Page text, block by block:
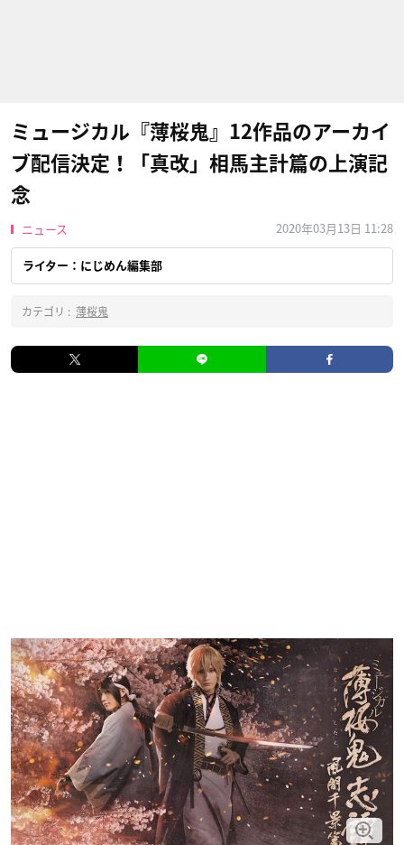
ミュージカル『薄桜鬼』12作品のアーカイ
ブ配信決定！「真改」相馬主計篇の上演記
念
ニュース 2020年03月13日 11:28
ライター：にじめん編集部
カテゴリ : 薄桜鬼